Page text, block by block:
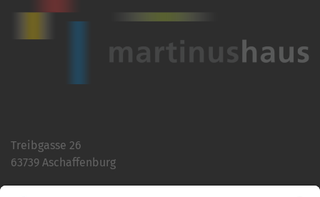
Treibgasse 26
63739 Aschaffenburg